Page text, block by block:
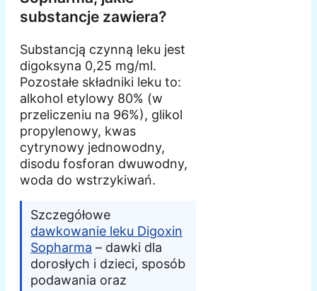
substancje zawiera?
Substancją czynną leku jest
digoksyna 0,25 mg/ml.
Pozostałe składniki leku to:
alkohol etylowy 80% (w
przeliczeniu na 96%), glikol
propylenowy, kwas
cytrynowy jednowodny,
disodu fosforan dwuwodny,
woda do wstrzykiwań.
Szczegółowe
dawkowanie leku Digoxin
Sopharma – dawki dla
dorosłych i dzieci, sposób
podawania oraz